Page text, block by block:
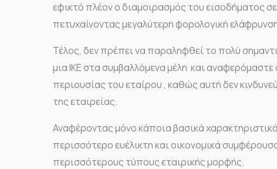
εφικτό πλέον ο διαμοιρασμός του εισοδήματος
πετυχαίνοντας μεγαλύτερη φορολογική
Τέλος, δεν πρέπει να παραληφθεί το πολύ
μια ΙΚΕ στα συμβαλλόμενα μέλη και
περιουσίας του εταίρου , καθώς αυτή δεν
της εταιρείας.
Αναφέροντας μόνο κάποια βασικά
περισσότερο ευέλικτη και οικονομικά
περισσότερους τύπους εταιρικής μορφής.